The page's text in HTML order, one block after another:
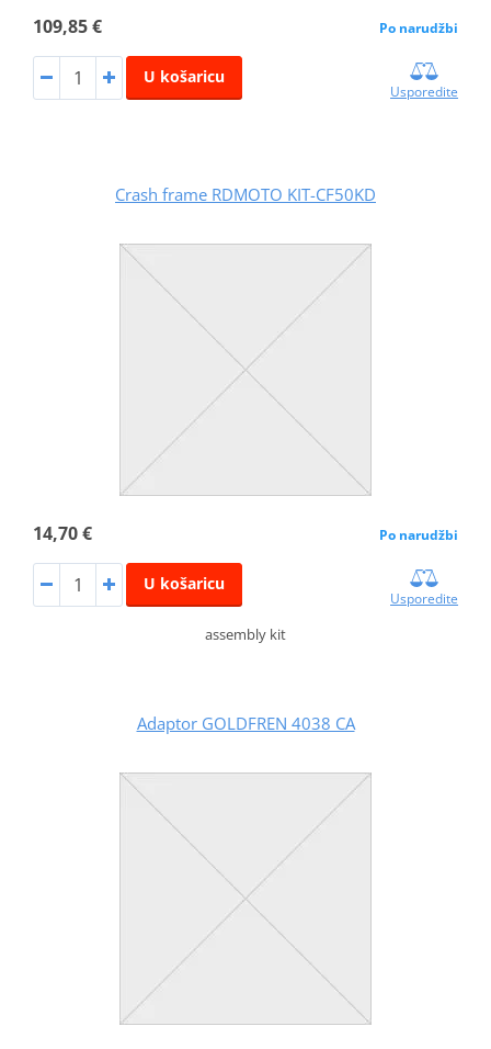
109,85 € Po narudžbi
U košaricu
Usporedite
Crash frame RDMOTO KIT-CF50KD
14,70 € Po narudžbi
U košaricu
Usporedite
assembly kit
Adaptor GOLDFREN 4038 CA